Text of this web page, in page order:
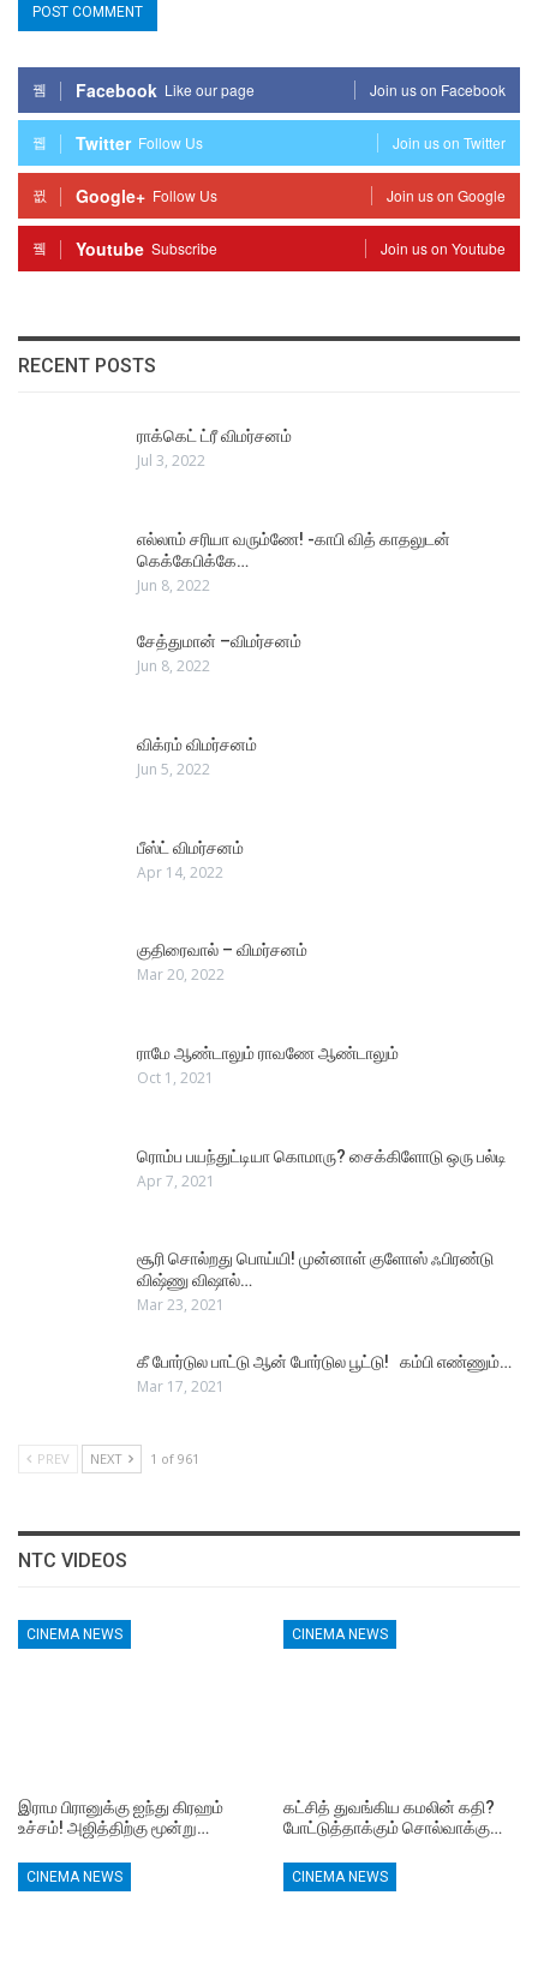
Facebook Like our page Join us on Facebook
Twitter Follow Us Join us on Twitter
Google+ Follow Us Join us on Google
Youtube Subscribe Join us on Youtube
RECENT POSTS
ராக்கெட் ட்ரீ விமர்சனம்
Jul 3, 2022
எல்லாம் சரியா வரும்ணே! -காபி வித் காதலுடன்
கெக்கேபிக்கே…
Jun 8, 2022
சேத்துமான் –விமர்சனம்
Jun 8, 2022
விக்ரம் விமர்சனம்
Jun 5, 2022
பீஸ்ட் விமர்சனம்
Apr 14, 2022
குதிரைவால் – விமர்சனம்
Mar 20, 2022
ராமே ஆண்டாலும் ராவணே ஆண்டாலும்
Oct 1, 2021
ரொம்ப பயந்துட்டியா கொமாரு? சைக்கிளோடு ஒரு பல்டி
Apr 7, 2021
சூரி சொல்றது பொய்யி! முன்னாள் குளோஸ் ஃபிரண்டு
விஷ்ணு விஷால்…
Mar 23, 2021
கீ போர்டுல பாட்டு ஆன் போர்டுல பூட்டு! கம்பி எண்ணும்…
Mar 17, 2021
PREV NEXT 1 of 961
NTC VIDEOS
CINEMA NEWS
இராம பிரானுக்கு ஐந்து கிரஹம்
உச்சம்! அஜித்திற்கு மூன்று…
CINEMA NEWS
கட்சித் துவங்கிய கமலின் கதி?
போட்டுத்தாக்கும் சொல்வாக்கு…
CINEMA NEWS CINEMA NEWS